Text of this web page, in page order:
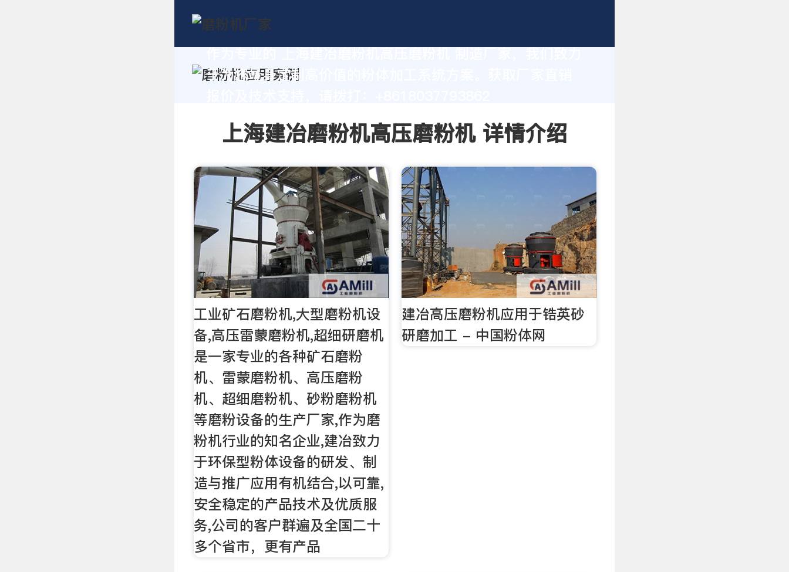
于为您量身定制高价值的粉体加工系统方案。获取厂家直销
上海建冶磨粉机高压磨粉机 详情介绍
工业矿石磨粉机,大型磨粉机设
备,高压雷蒙磨粉机,超细研磨机
是一家专业的各种矿石磨粉
机、雷蒙磨粉机、高压磨粉
机、超细磨粉机、砂粉磨粉机
等磨粉设备的生产厂家,作为磨
粉机行业的知名企业,建冶致力
于环保型粉体设备的研发、制
造与推广应用有机结合,以可靠,
安全稳定的产品技术及优质服
务,公司的客户群遍及全国二十
多个省市，更有产品
建冶高压磨粉机应用于锆英砂
研磨加工 - 中国粉体网